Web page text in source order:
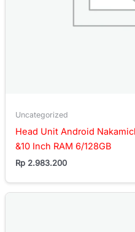
Uncategorized
Head Unit Android
&10 Inch RAM 6/128GB
Rp 2.983.200